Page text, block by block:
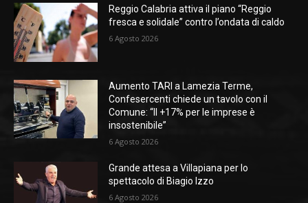
Reggio Calabria attiva il piano “Reggio
fresca e solidale” contro l’ondata di caldo
6 Agosto 2026
Aumento TARI a Lamezia Terme,
Confesercenti chiede un tavolo con il
Comune: “Il +17% per le imprese è
insostenibile”
6 Agosto 2026
Grande attesa a Villapiana per lo
spettacolo di Biagio Izzo
6 Agosto 2026